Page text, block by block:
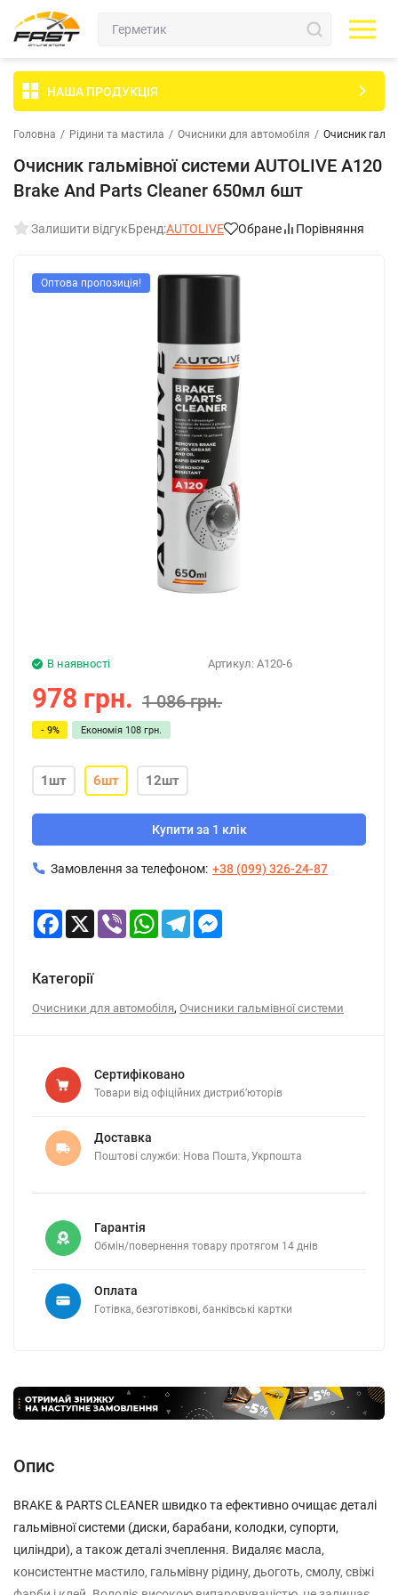
НАША ПРОДУКЦІЯ
Головна / Рідини та мастила / Очисники для автомобіля / Очисник
Очисник гальмівної системи AUTOLIVE A120
Brake And Parts Cleaner 650мл 6шт
Залишити відгукБренд:AUTOLIVE Обране Порівняння
Оптова пропозиція!
Артикул: A120-6
В наявності
978 грн. 1 086 грн.
- 9% Економія 108 грн.
1шт 6шт 12шт
Купити за 1 клік
Замовлення за телефоном: +38 (099) 326-24-87
Facebook
X Viber WhatsApp
Telegram
Категорії
Очисники для автомобіля, Очисники гальмівної системи
Сертифіковано
Товари від офіційних дистриб’юторів
Доставка
Поштові служби: Нова Пошта, Укрпошта
Гарантія
Обмін/повернення товару протягом 14 днів
Оплата
Готівка, безготівкові, банківські картки
Опис
BRAKE & PARTS CLEANER швидко та ефективно очищає деталі
гальмівної системи (диски, барабани, колодки, супорти,
циліндри), а також деталі зчеплення. Видаляє масла,
консистентне мастило, гальмівну рідину, дьоготь, смолу, свіжі